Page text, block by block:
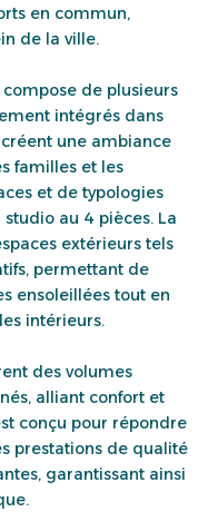
en commun,
de la ville.
compose de plusieurs
intégrés dans
une ambiance
familles et les
et de typologies
au 4 pièces. La
extérieurs tels
permettant de
ensoleillées tout en
intérieurs.
des volumes
alliant confort et
conçu pour répondre
prestations de qualité
garantissant ainsi